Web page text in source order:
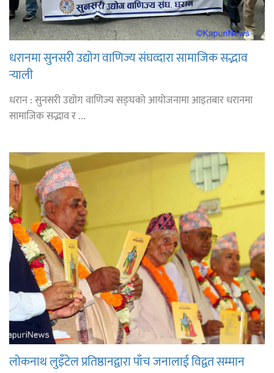
धरानमा सुनसरी उद्योग वाणिज्य संघव्दारा सामाजिक सद्भाव
र्‍याली
धरान : सुनसरी उद्योग वाणिज्य सङ्घको आयोजनामा आइतबार धरानमा
सामाजिक सद्भाव र ...
लोकनाथ लुइँटेल प्रतिष्ठानद्वारा पाँच जनालाई विद्वत सम्मान